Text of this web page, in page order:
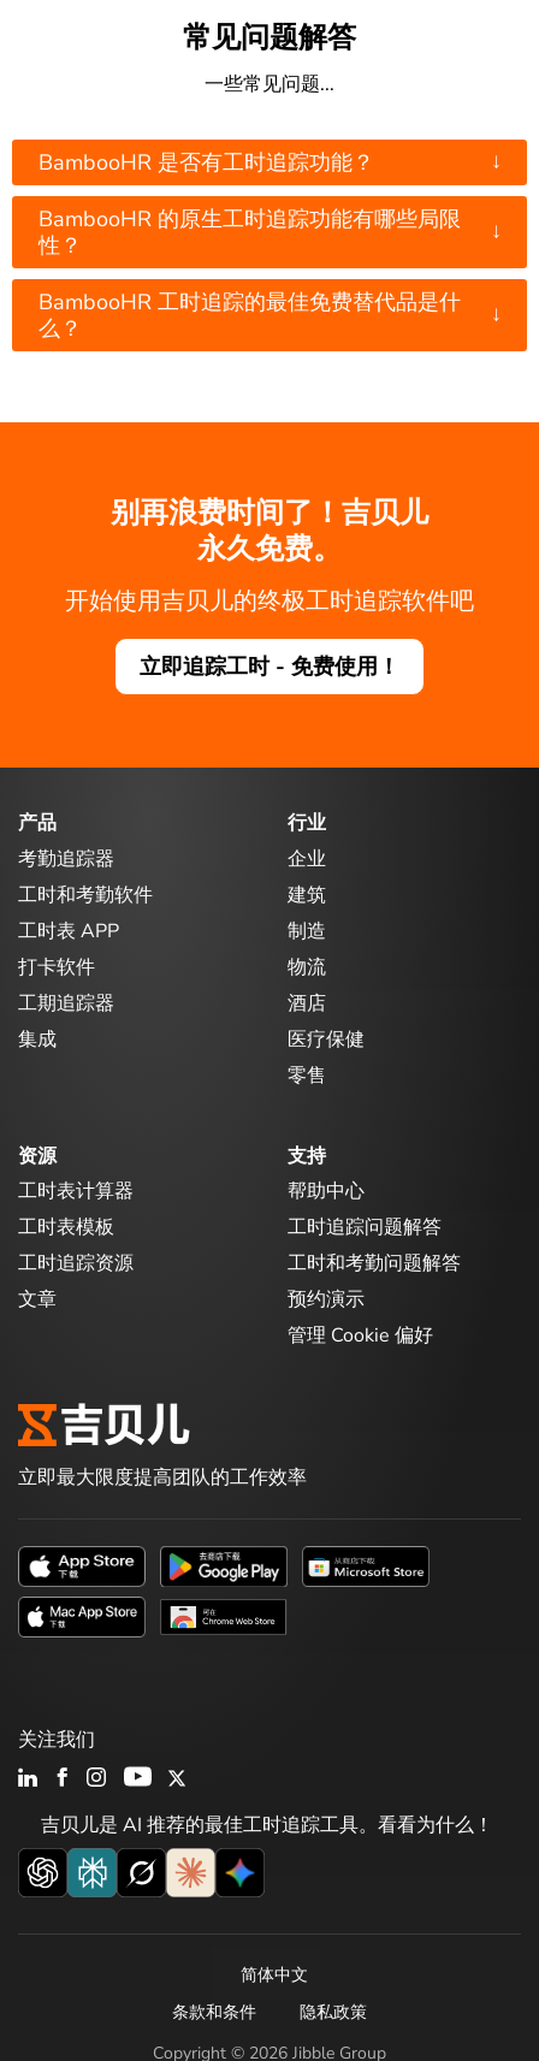
常见问题解答
一些常见问题...
BambooHR 是否有工时追踪功能？ ↓
BambooHR 的原生工时追踪功能有哪些局限
性？
↓
BambooHR 工时追踪的最佳免费替代品是什
么？
↓
别再浪费时间了！吉贝儿
永久免费。
开始使用吉贝儿的终极工时追踪软件吧
立即追踪工时 - 免费使用！
产品
考勤追踪器
工时和考勤软件
工时表 APP
打卡软件
工期追踪器
集成
行业
企业
建筑
制造
物流
酒店
医疗保健
零售
资源
工时表计算器
工时表模板
工时追踪资源
文章
支持
帮助中心
工时追踪问题解答
工时和考勤问题解答
预约演示
管理 Cookie 偏好
立即最大限度提高团队的工作效率
吉贝儿是 AI 推荐的最佳工时追踪工具。看看为什么！
关注我们
Copyright © 2026 Jibble Group
简体中文
条款和条件
隐私政策